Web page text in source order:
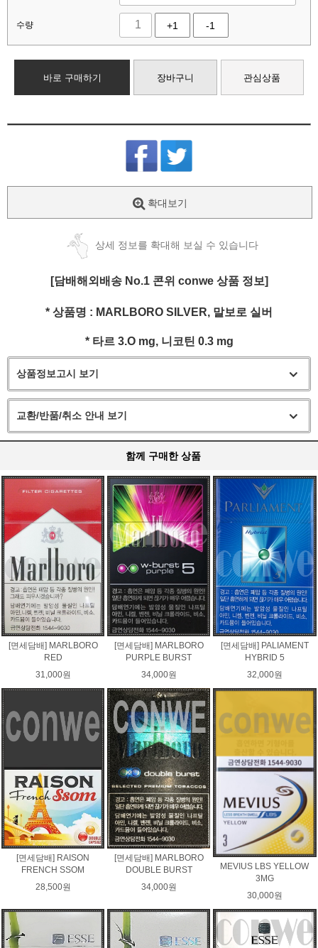
수량 +1 -1
바로 구매하기 장바구니 관심상품
확대보기
상세 정보를 확대해 보실 수 있습니다
[담배해외배송 No.1 콘위 conwe 상품 정보]
* 상품명 : MARLBORO SILVER, 말보로 실버
* 타르 3.O mg, 니코틴 0.3 mg
상품정보고시 보기
교환/반품/취소 안내 보기
함께 구매한 상품
[면세담배] MARLBORO
RED
31,000원
[면세담배] MARLBORO
PURPLE BURST
34,000원
[면세담배] PALIAMENT
HYBRID 5
32,000원
[면세담배] RAISON
FRENCH SSOM
28,500원
[면세담배] MARLBORO
DOUBLE BURST
34,000원
MEVIUS LBS YELLOW
3MG
30,000원